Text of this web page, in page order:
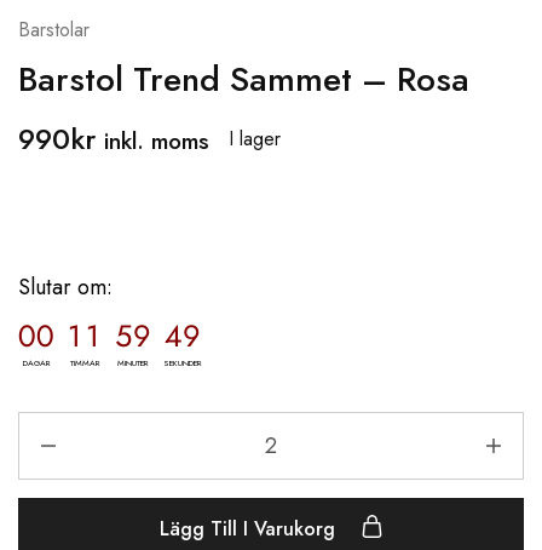
Barstolar
Barstol Trend Sammet – Rosa
990kr inkl. moms I lager
Slutar om:
00
DAGAR
11
TIMMAR
59
MINUTER
49
SEKUNDER
Lägg Till I Varukorg